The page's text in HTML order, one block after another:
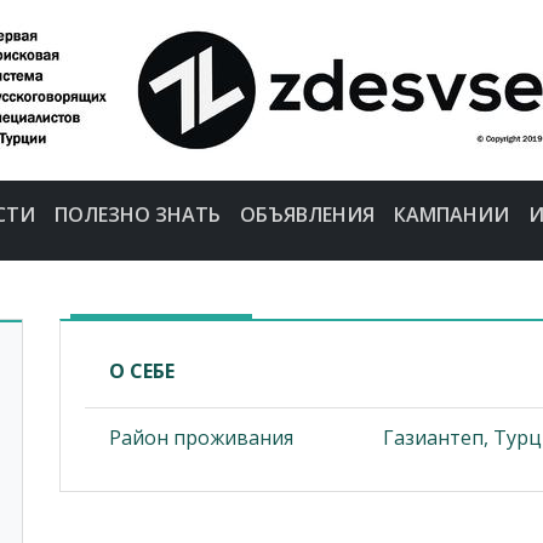
ПОЛЕЗНО ЗНАТЬ ОБЪЯВЛЕНИЯ КАМПАНИИ
О СЕБЕ
Район проживания Газиантеп,